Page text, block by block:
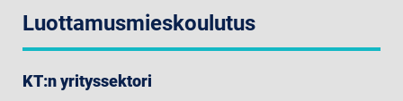
Luottamusmieskoulutus
KT:n yrityssektori